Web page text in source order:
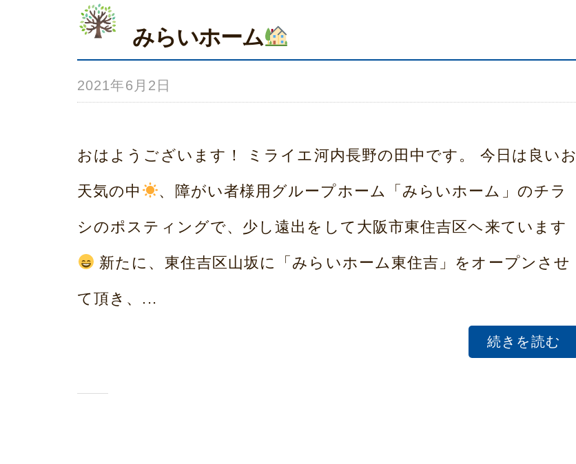
みらいホーム
2021年6月2日
み
ら
おはようございます！ ミライエ河内長野の田中です。 今日は良いお
天気の中 、障がい者様用グループホーム「みらいホーム」のチラ
シのポスティングで、少し遠出をして大阪市東住吉区ヘ来ています
新たに、東住吉区山坂に「みらいホーム東住吉」をオープンさせ
て頂き、...
続きを読む